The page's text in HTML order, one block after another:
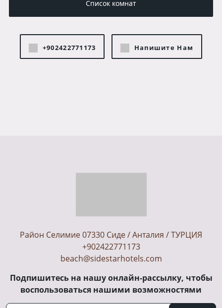
Список комнат
+902422771173 Напишите Нам
Район Селимие 07330 Сиде / Анталия / ТУРЦИЯ
+902422771173
beach@sidestarhotels.com
Подпишитесь на нашу онлайн-рассылку, чтобы
воспользоваться нашими возможностями